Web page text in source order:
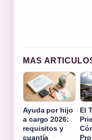
MAS
Ayuda por hijo
a cargo 2026:
requisitos y
cuantía
El